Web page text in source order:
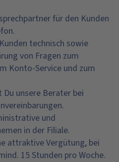
für den Kunden
technisch sowie
von Fragen zum
Konto-Service und zum
unsere Berater bei
und
in der Filiale.
attraktive Vergütung, bei
15 Stunden pro Woche.